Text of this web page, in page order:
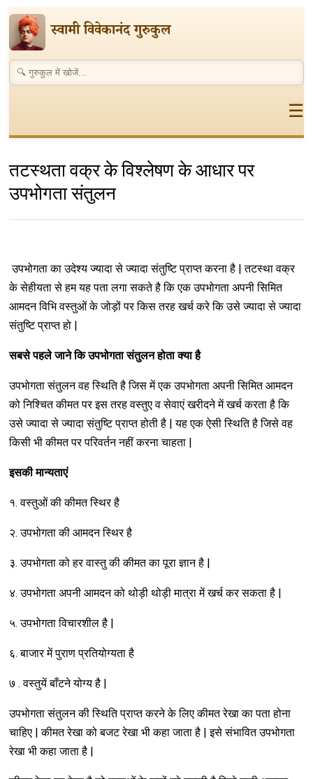
स्वामी विवेकानंद गुरुकुल
☰
तटस्थता वक्र के विश्लेषण के आधार पर
उपभोगता संतुलन
उपभोगता का उदेश्य ज्यादा से ज्यादा संतुष्टि प्राप्त करना है | तटस्था वक्र
के सेहीयता से हम यह पता लगा सकते है कि एक उपभोगता अपनी सिमित
आमदन विभि वस्तुओं के जोड़ों पर किस तरह खर्च करे कि उसे ज्यादा से ज्यादा
संतुष्टि प्राप्त हो |
सबसे पहले जाने कि उपभोगता संतुलन होता क्या है
उपभोगता संतुलन वह स्थिति है जिस में एक उपभोगता अपनी सिमित आमदन
को निश्चित कीमत पर इस तरह वस्तुए व सेवाएं खरीदने में खर्च करता है कि
उसे ज्यादा से ज्यादा संतुष्टि प्राप्त होती है | यह एक ऐसी स्थिति है जिसे वह
किसी भी कीमत पर परिवर्तन नहीं करना चाहता |
इसकी मान्यताएं
१. वस्तुओं की कीमत स्थिर है
२. उपभोगता की आमदन स्थिर है
३. उपभोगता को हर वास्तु की कीमत का पूरा ज्ञान है |
४. उपभोगता अपनी आमदन को थोड़ी थोड़ी मात्रा में खर्च कर सकता है |
५. उपभोगता विचारशील है |
६. बाजार में पुराण प्रतियोग्यता है
७ . वस्तुयें बाँटने योग्य है |
उपभोगता संतुलन की स्थिति प्राप्त करने के लिए कीमत रेखा का पता होना
चाहिए | कीमत रेखा को बजट रेखा भी कहा जाता है | इसे संभावित उपभोगता
रेखा भी कहा जाता है |